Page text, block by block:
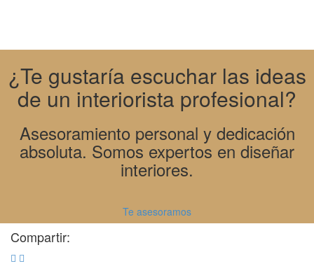
¿Te gustaría escuchar las ideas
de un interiorista profesional?
Asesoramiento personal y dedicación
absoluta. Somos expertos en diseñar
interiores.
Te asesoramos
Compartir: